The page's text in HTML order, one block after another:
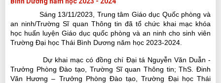
Sáng 13/11/2023 , Trung tâm Giáo dục Quốc phòng và
an ninh/Trường Sĩ quan Thông tin đã tổ chức khai mạc khóa
học huấn luyện Giáo dục quốc phòng và an ninh cho sinh viên
Trường Đại học Thái Bình Dương năm học 2023-2024
Dự khai mạc có đồng chí Đại tá Nguyễn Văn Duẫn -
Trưởng Phòng Đào tạo, Trường Sĩ quan Thông tin;ThS.
Đinh
Văn Hương – Trưởng Phòng Đào tạo,Trường Đại học Thái